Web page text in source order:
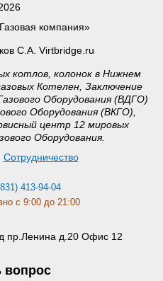
компания»
С.А. Virtbridge.ru
котлов, колонок в Нижнем
Котелен, Заключение
Оборудования (ВДГО)
Оборудования (ВКГО),
центр 12 мировых
Оборудования.
Сотрудничество
413-94-04
с 9:00 до 21:00
пр.Ленина д.20 Офис 12
вопрос